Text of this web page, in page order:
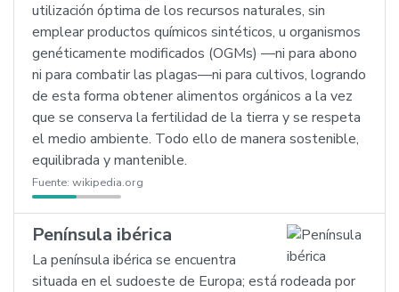
utilización óptima de los recursos naturales, sin
emplear productos químicos sintéticos, u organismos
genéticamente modificados (OGMs) —ni para abono
ni para combatir las plagas—ni para cultivos, logrando
de esta forma obtener alimentos orgánicos a la vez
que se conserva la fertilidad de la tierra y se respeta
el medio ambiente. Todo ello de manera sostenible,
equilibrada y mantenible.
Fuente: wikipedia.org
Península ibérica
La península ibérica se encuentra
situada en el sudoeste de Europa; está rodeada por